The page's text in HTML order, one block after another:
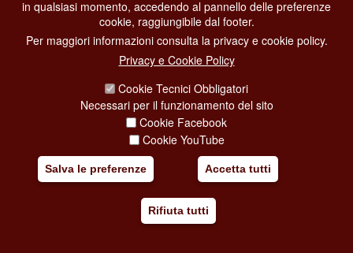
00187 Roma
CONTACT CENTER TEL. 06 06 08
CONTATTA LA REDAZIONE
SOCIAL MEDIA POLICY
COPYRIGHT
in qualsiasi momento, accedendo al pannello delle preferenze
cookie, raggiungibile dal footer.
Per maggiori informazioni consulta la privacy e cookie policy.
Privacy e Cookie Policy
Cookie Tecnici Obbligatori
Necessari per il funzionamento del sito
Cookie Facebook
Cookie YouTube
Salva le preferenze Accetta tutti
Rifiuta tutti